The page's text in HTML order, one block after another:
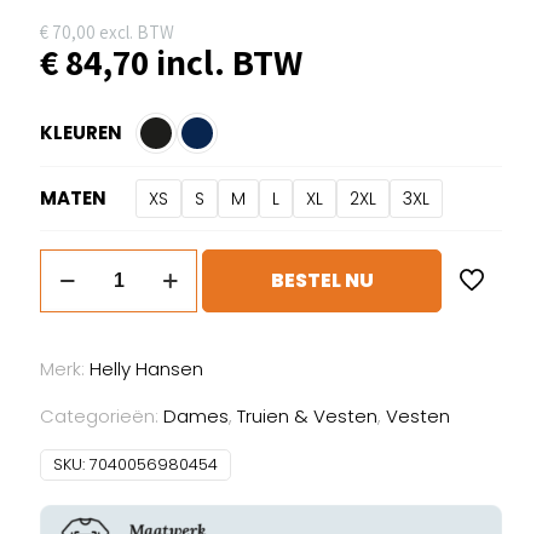
€ 70,00 excl. BTW
€84,70 incl. BTW
KLEUREN
MATEN XS S M L XL 2XL 3XL
Hansen
W
Fleece
Jacket
aantal
BESTEL NU
Merk: Helly Hansen
Categorieën: Dames, Truien & Vesten, Vesten
SKU: 7040056980454